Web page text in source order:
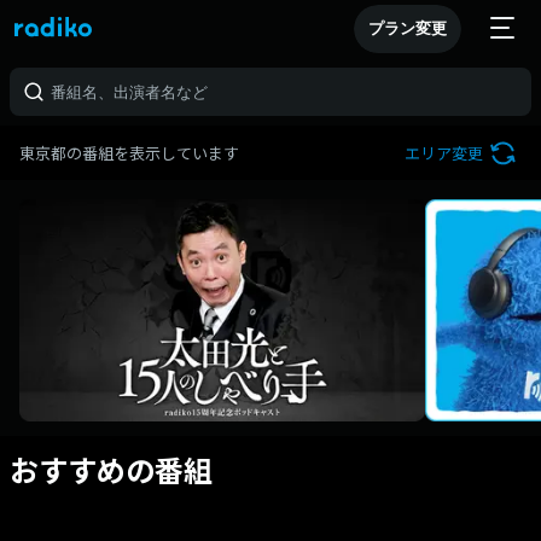
プラン変更
東京都の番組を表示しています エリア変更
おすすめの番組